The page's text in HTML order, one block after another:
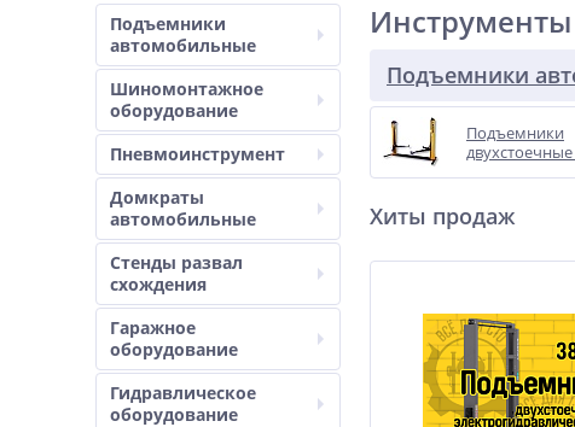
Подъемники
автомобильные
Шиномонтажное
оборудование
Пневмоинструмент
Домкраты
автомобильные
Стенды развал
схождения
Гаражное
оборудование
Гидравлическое
оборудование
Подъемники
Подъемники
Хиты продаж